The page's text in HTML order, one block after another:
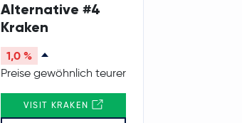
Alternative #4
Kraken
1,0 %
Preise gewöhnlich teurer
VISIT KRAKEN